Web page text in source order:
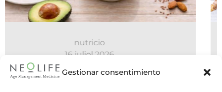
Gestionar consentimiento
nutricio
06 juliol 2026
Cal fer cinc àpats al dia o és millor